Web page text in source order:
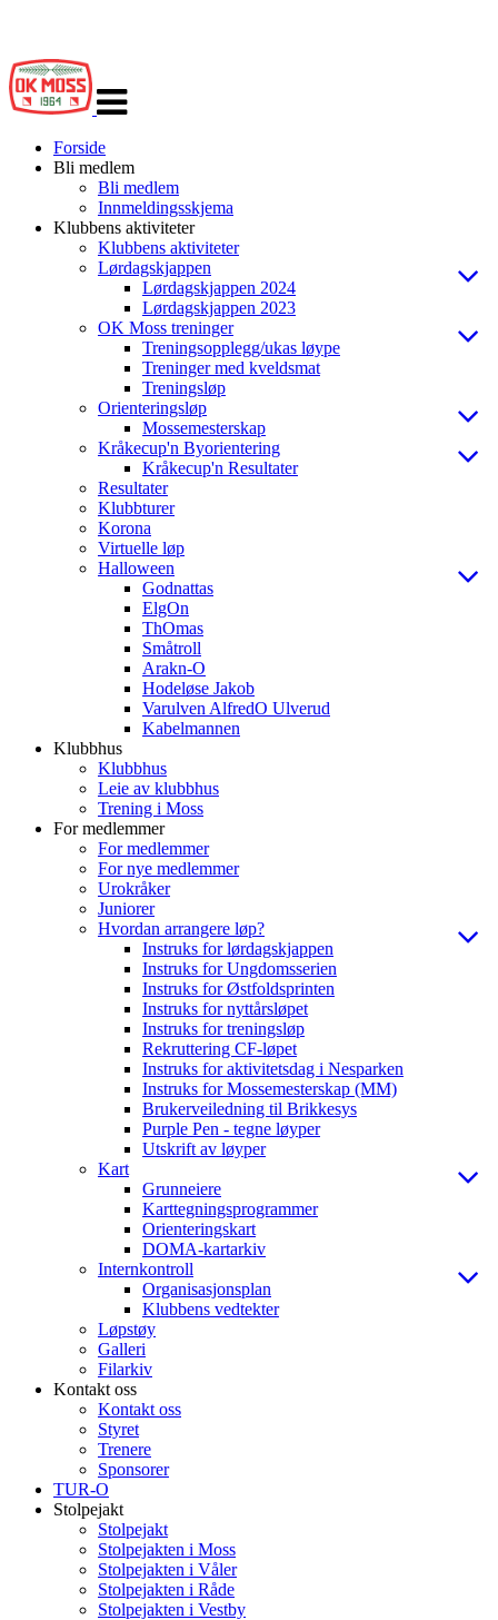
navigasjon
Forside
Bli medlem
Bli medlem
Innmeldingsskjema
Klubbens aktiviteter
Klubbens aktiviteter
Lørdagskjappen
Lørdagskjappen 2024
Lørdagskjappen 2023
OK Moss treninger
Treningsopplegg/ukas løype
Treninger med kveldsmat
Treningsløp
Orienteringsløp
Mossemesterskap
Kråkecup'n Byorientering
Kråkecup'n Resultater
Resultater
Klubbturer
Korona
Virtuelle løp
Halloween
Godnattas
ElgOn
ThOmas
Småtroll
Arakn-O
Hodeløse Jakob
Varulven AlfredO Ulverud
Kabelmannen
Klubbhus
Klubbhus
Leie av klubbhus
Trening i Moss
For medlemmer
For medlemmer
For nye medlemmer
Urokråker
Juniorer
Hvordan arrangere løp?
Instruks for lørdagskjappen
Instruks for Ungdomsserien
Instruks for Østfoldsprinten
Instruks for nyttårsløpet
Instruks for treningsløp
Rekruttering CF-løpet
Instruks for aktivitetsdag i Nesparken
Instruks for Mossemesterskap (MM)
Brukerveiledning til Brikkesys
Purple Pen - tegne løyper
Utskrift av løyper
Kart
Grunneiere
Karttegningsprogrammer
Orienteringskart
DOMA-kartarkiv
Internkontroll
Organisasjonsplan
Klubbens vedtekter
Løpstøy
Galleri
Filarkiv
Kontakt oss
Kontakt oss
Styret
Trenere
Sponsorer
TUR-O
Stolpejakt
Stolpejakt
Stolpejakten i Moss
Stolpejakten i Våler
Stolpejakten i Råde
Stolpejakten i Vestby